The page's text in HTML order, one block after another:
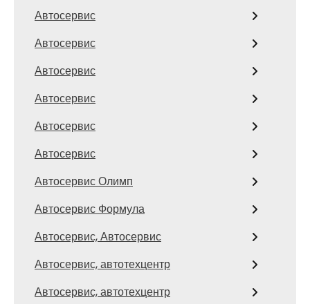
Автосервис
Автосервис
Автосервис
Автосервис
Автосервис
Автосервис
Автосервис Олимп
Автосервис Формула
Автосервис, Автосервис
Автосервис, автотехцентр
Автосервис, автотехцентр